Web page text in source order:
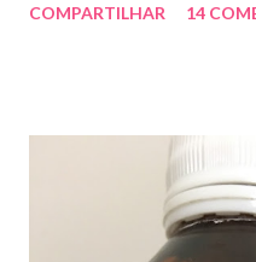
descolar da pele. As causas
micose de unha é feito com
orais ,ou para aplicação local
tempo para tratamento pode
COMPARTILHAR 14